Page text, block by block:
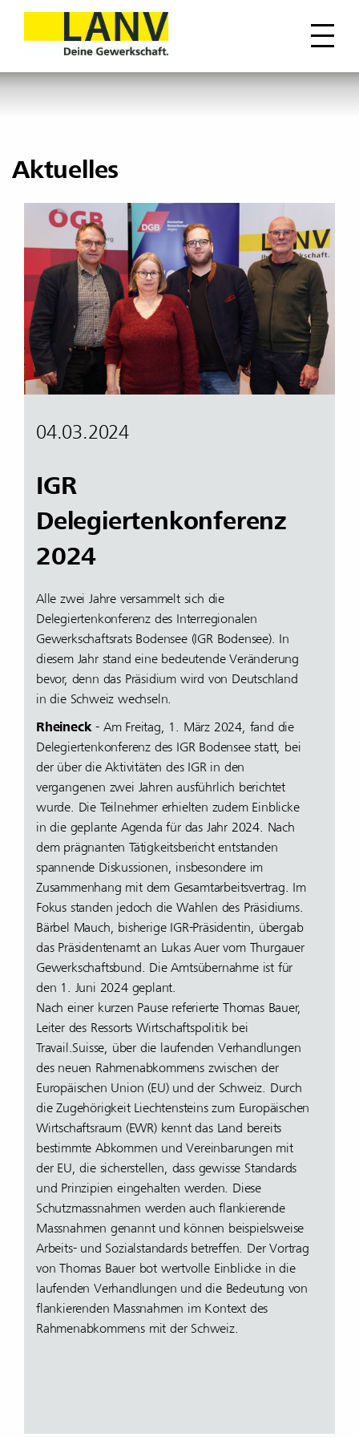
Aktuelles
04.03.2024
IGR
Delegiertenkonferenz
2024
Alle zwei Jahre versammelt sich die
Delegiertenkonferenz des Interregionalen
Gewerkschaftsrats Bodensee (IGR Bodensee). In
diesem Jahr stand eine bedeutende Veränderung
bevor, denn das Präsidium wird von Deutschland
in die Schweiz wechseln.
Rheineck- Am Freitag, 1. März 2024, fand die
Delegiertenkonferenz des IGR Bodensee statt, bei
der über die Aktivitäten des IGR in den
vergangenen zwei Jahren ausführlich berichtet
wurde. Die Teilnehmer erhielten zudem Einblicke
in die geplante Agenda für das Jahr 2024. Nach
dem prägnanten Tätigkeitsbericht entstanden
spannende Diskussionen, insbesondere im
Zusammenhang mit dem Gesamtarbeitsvertrag. Im
Fokus standen jedoch die Wahlen des Präsidiums.
Bärbel Mauch, bisherige IGR-Präsidentin, übergab
das Präsidentenamt an Lukas Auer vom Thurgauer
Gewerkschaftsbund. Die Amtsübernahme ist für
den 1. Juni 2024 geplant.
Nach einer kurzen Pause referierte Thomas Bauer,
Leiter des Ressorts Wirtschaftspolitik bei
Travail.Suisse, über die laufenden Verhandlungen
des neuen Rahmenabkommens zwischen der
Europäischen Union (EU) und der Schweiz. Durch
die Zugehörigkeit Liechtensteins zum Europäischen
Wirtschaftsraum (EWR) kennt das Land bereits
bestimmte Abkommen und Vereinbarungen mit
der EU, die sicherstellen, dass gewisse Standards
und Prinzipien eingehalten werden. Diese
Schutzmassnahmen werden auch flankierende
Massnahmen genannt und können beispielsweise
Arbeits- und Sozialstandards betreffen. Der Vortrag
von Thomas Bauer bot wertvolle Einblicke in die
laufenden Verhandlungen und die Bedeutung von
flankierenden Massnahmen im Kontext des
Rahmenabkommens mit der Schweiz.